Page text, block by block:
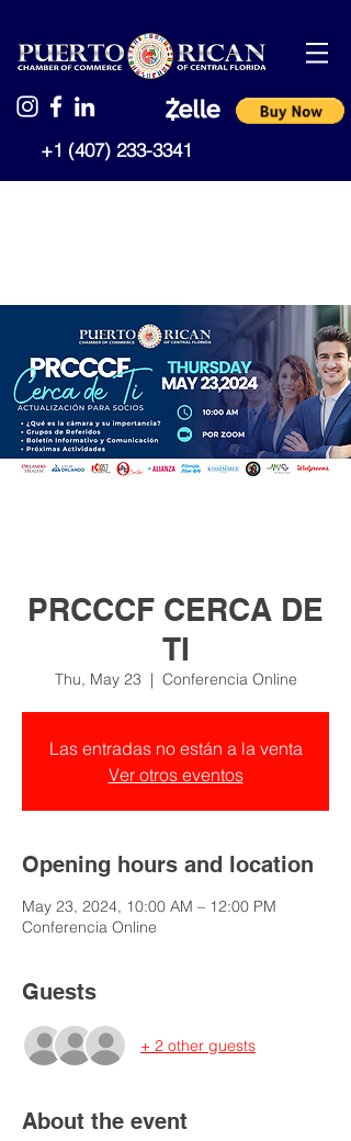
+1 (407) 233-3341
PRCCCF CERCA DE
TI
Thu, May 23
  |
Conferencia Online
Las entradas no están a la venta
Ver otros eventos
Opening hours and location
May 23, 2024, 10:00 AM – 12:00 PM
Conferencia Online
Guests
+ 2 other guests
About the event